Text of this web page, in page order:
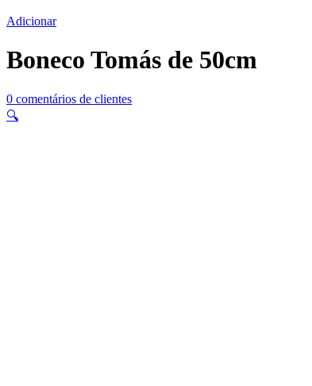
Adicionar
Boneco Tomás de 50cm
0 comentários de clientes
🔍